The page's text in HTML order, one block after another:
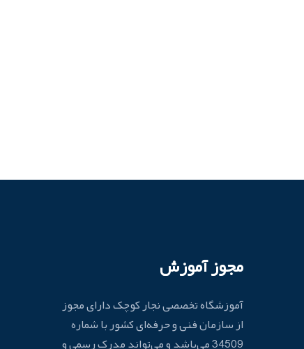
مجوز آموزش
آموزشگاه تخصصی نجار کوچک دارای مجوز
از سازمان فنی و حرفه‌ای کشور با شماره
34509 می‌باشد و می‌تواند مدرک رسمی و